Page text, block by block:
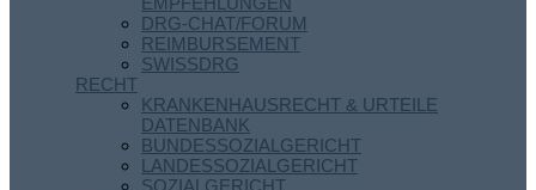
DRG-CHAT/FORUM
REIMBURSEMENT
SWISSDRG
RECHT
KRANKENHAUSRECHT & URTEILE
DATENBANK
BUNDESSOZIALGERICHT
LANDESSOZIALGERICHT